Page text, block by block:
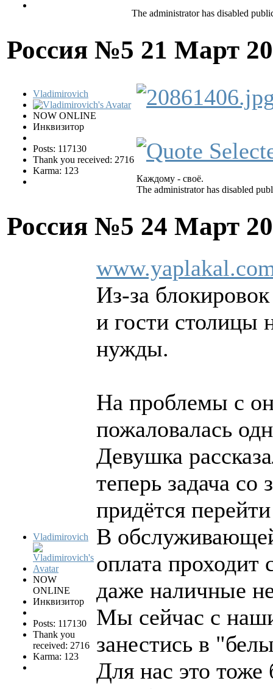
The administrator has disabled
Россия №5 21 Март
Vladimirovich
NOW ONLINE
Инквизитор
Posts: 117130
Thank you received: 2716
Karma: 123
Каждому - своё.
The administrator has disabled
Россия №5 24 Март
Vladimirovich
NOW
ONLINE
Инквизитор
Posts: 117130
Thank you
received: 2716
Karma: 123
Из-за
и гости столицы
нужды.
На проблемы с
пожаловалась
Девушка
теперь задача со
придётся
В
оплата
даже наличные
Мы сейчас с
занестись в
Для нас это